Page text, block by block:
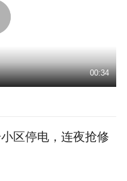
00:34
区停电，连夜抢修